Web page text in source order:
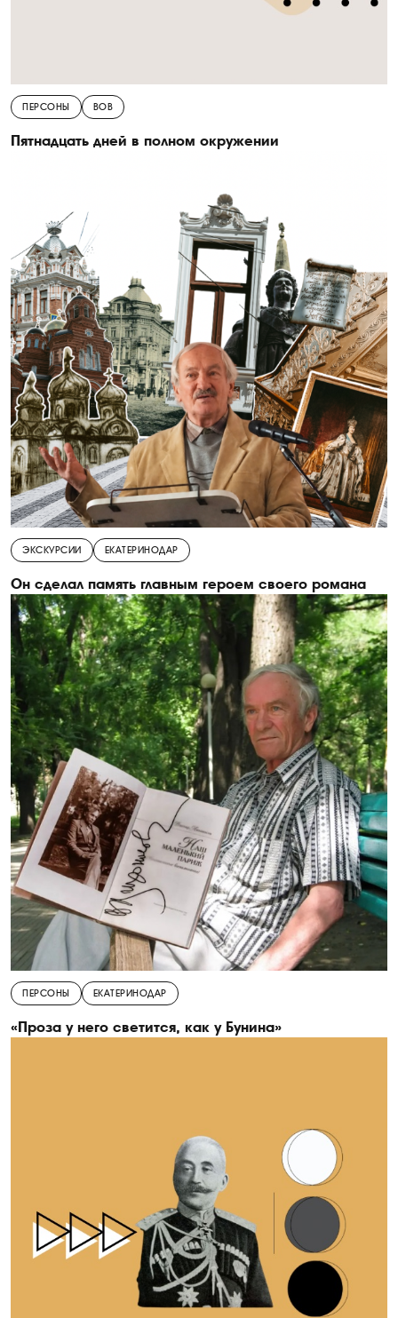
ПЕРСОНЫ ВОВ
Пятнадцать дней в полном окружении
ЭКСКУРСИИ ЕКАТЕРИНОДАР
Он сделал память главным героем своего романа
ПЕРСОНЫ ЕКАТЕРИНОДАР
«Проза у него светится, как у Бунина»